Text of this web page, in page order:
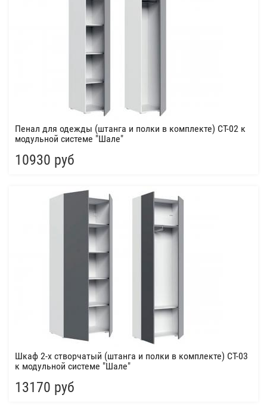
Пенал для одежды (штанга и полки в комплекте) СТ-02 к
модульной системе "Шале"
10930 руб
Шкаф 2-х створчатый (штанга и полки в комплекте) СТ-03
к модульной системе "Шале"
13170 руб